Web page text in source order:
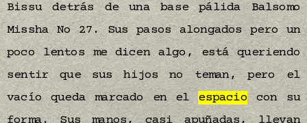
Bissu detrás de una base pálida Balsomo
Missha No 27. Sus pasos alongados pero un
poco lentos me dicen algo, está queriendo
sentir que sus hijos no teman, pero el
vacío queda marcado en elespacio con su
forma. Sus manos, casi apuñadas, llevan